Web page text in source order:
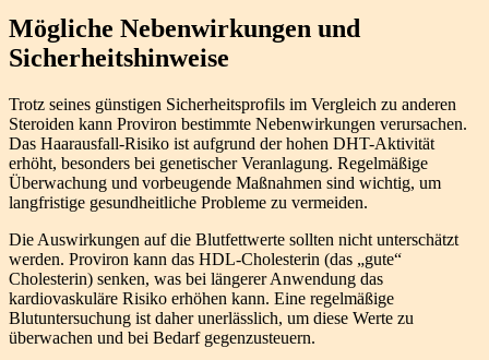
Mögliche Nebenwirkungen und
Sicherheitshinweise
Trotz seines günstigen Sicherheitsprofils im Vergleich zu anderen
Steroiden kann Proviron bestimmte Nebenwirkungen verursachen.
Das Haarausfall-Risiko ist aufgrund der hohen DHT-Aktivität
erhöht, besonders bei genetischer Veranlagung. Regelmäßige
Überwachung und vorbeugende Maßnahmen sind wichtig, um
langfristige gesundheitliche Probleme zu vermeiden.
Die Auswirkungen auf die Blutfettwerte sollten nicht unterschätzt
werden. Proviron kann das HDL-Cholesterin (das „gute“
Cholesterin) senken, was bei längerer Anwendung das
kardiovaskuläre Risiko erhöhen kann. Eine regelmäßige
Blutuntersuchung ist daher unerlässlich, um diese Werte zu
überwachen und bei Bedarf gegenzusteuern.